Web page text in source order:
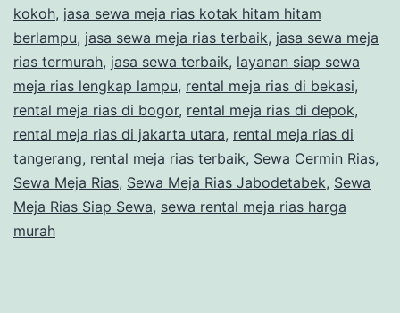
kokoh, jasa sewa meja rias kotak hitam hitam
berlampu, jasa sewa meja rias terbaik, jasa sewa meja
rias termurah, jasa sewa terbaik, layanan siap sewa
meja rias lengkap lampu, rental meja rias di bekasi,
rental meja rias di bogor, rental meja rias di depok,
rental meja rias di jakarta utara, rental meja rias di
tangerang, rental meja rias terbaik, Sewa Cermin Rias,
Sewa Meja Rias, Sewa Meja Rias Jabodetabek, Sewa
Meja Rias Siap Sewa, sewa rental meja rias harga
murah